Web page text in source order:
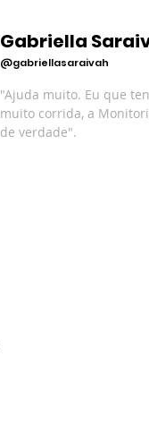
Gabriella
@gabriellasaraivah
"Ajuda muito. Eu que
muito corrida, a
de verdade".